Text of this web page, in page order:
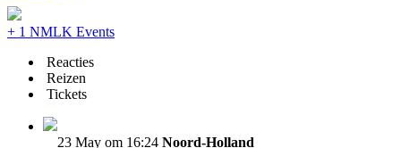
+ 1 NMLK Events
Reacties
Reizen
Tickets
23 May om 16:24 Noord-Holland